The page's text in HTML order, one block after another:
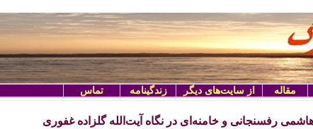
تماس زندگینامه از سایت‌های دیگر مقاله
رفسنجانی و خامنه‌ای در نگاه آیت‌الله گلزاده غفوری